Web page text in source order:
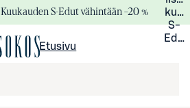
Kuukauden S-Edut vähintään –20 %
S-
Etusivu